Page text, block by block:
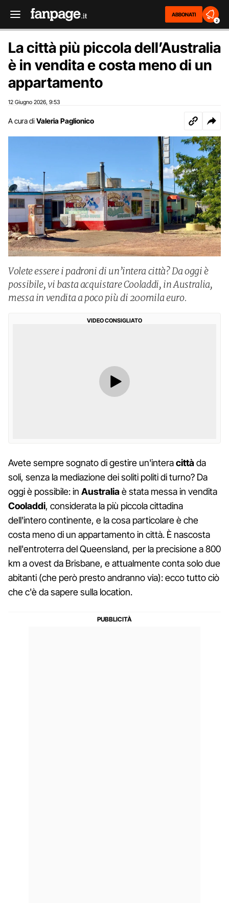
ABBONATI
2
La città più piccola dell’Australia
è in vendita e costa meno di un
appartamento
12 Giugno 2026 9:53
A cura di Valeria Paglionico
Volete essere i padroni di un’intera città? Da oggi è
possibile, vi basta acquistare Cooladdi, in Australia,
messa in vendita a poco più di 200mila euro.
VIDEO CONSIGLIATO
Avete sempre sognato di gestire un'interacittàda
soli, senza la mediazione dei soliti politi di turno? Da
oggi è possibile: in Australiaè stata messa in vendita
Cooladdi, considerata la più piccola cittadina
dell'intero continente, e la cosa particolare è che
costa meno di un appartamento in città. È nascosta
nell'entroterra del Queensland, per la precisione a 800
km a ovest da Brisbane, e attualmente conta solo due
abitanti (che però presto andranno via): ecco tutto ciò
che c'è da sapere sulla location.